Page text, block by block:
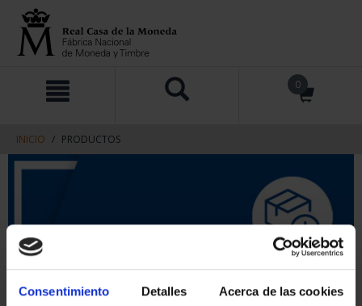
Consentimiento Detalles Acerca de las cookies
contenido
navegacin
0
INICIO PRODUCTOS